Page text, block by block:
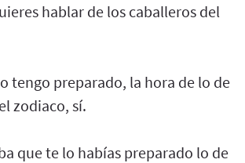
hablar de los caballeros del
tengo preparado, la hora de lo de
zodiaco, sí.
que te lo habías preparado lo de